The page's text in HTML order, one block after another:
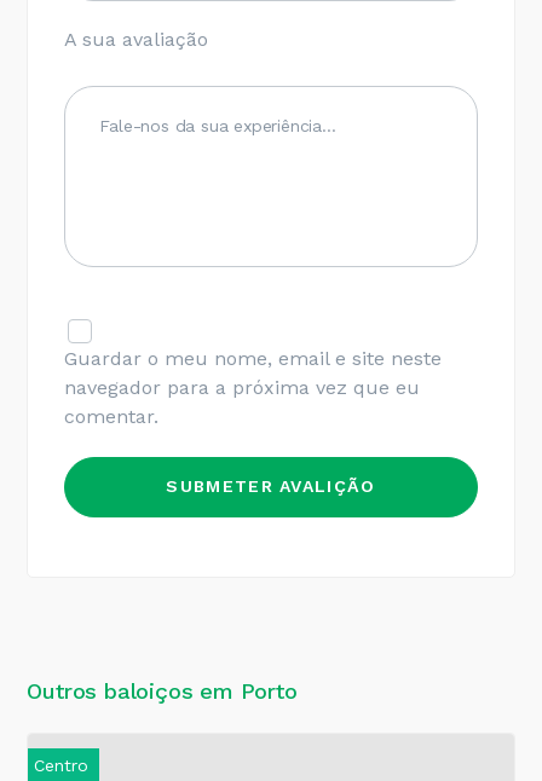
A sua avaliação
Guardar o meu nome, email e site neste
navegador para a próxima vez que eu
comentar.
Outros baloiços em Porto
Centro